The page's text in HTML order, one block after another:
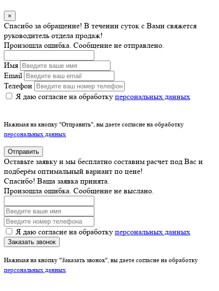
×
Спасибо за обращение! В течении суток с Вами свяжется
руководитель отдела продаж!
Произошла ошибка. Сообщение не отправлено.
Имя
Email
Телефон
Я даю согласие на обработку персональных данных
Нажимая на кнопку "Отправить", вы даете согласие на обработку
персональных данных
Отправить
Оставьте заявку и мы бесплатно составим расчет под Вас и
подберём оптимальный вариант по цене!
Спасибо! Ваша заявка принята.
Произошла ошибка. Сообщение не выслано.
Я даю согласие на обработку персональных данных
Заказать звонок
Нажимая на кнопку "Заказать звонок", вы даете согласие на обработку
персональных данных